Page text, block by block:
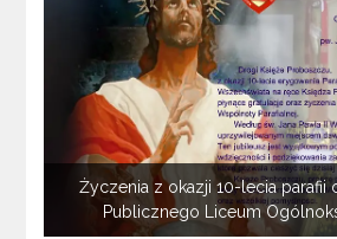
Życzenia z okazji 10-lecia parafii
Publicznego Liceum